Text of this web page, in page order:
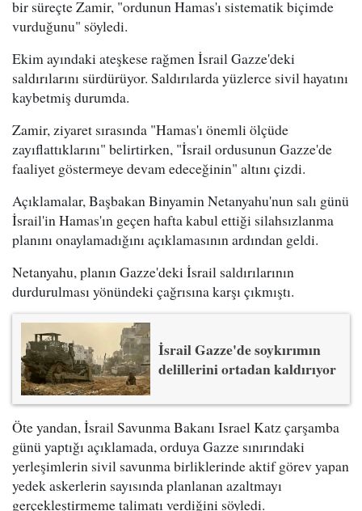
bir süreçte Zamir, "ordunun Hamas'ı sistematik biçimde
vurduğunu" söyledi.
Ekim ayındaki ateşkese rağmen İsrail Gazze'deki
saldırılarını sürdürüyor. Saldırılarda yüzlerce sivil hayatını
kaybetmiş durumda.
Zamir, ziyaret sırasında "Hamas'ı önemli ölçüde
zayıflattıklarını" belirtirken, "İsrail ordusunun Gazze'de
faaliyet göstermeye devam edeceğinin" altını çizdi.
Açıklamalar, Başbakan Binyamin Netanyahu'nun salı günü
İsrail'in Hamas'ın geçen hafta kabul ettiği silahsızlanma
planını onaylamadığını açıklamasının ardından geldi.
Netanyahu, planın Gazze'deki İsrail saldırılarının
durdurulması yönündeki çağrısına karşı çıkmıştı.
İsrail Gazze'de soykırımın
delillerini ortadan kaldırıyor
Öte yandan, İsrail Savunma Bakanı Israel Katz çarşamba
günü yaptığı açıklamada, orduya Gazze sınırındaki
yerleşimlerin sivil savunma birliklerinde aktif görev yapan
yedek askerlerin sayısında planlanan azaltmayı
gerçekleştirmeme talimatı verdiğini söyledi.